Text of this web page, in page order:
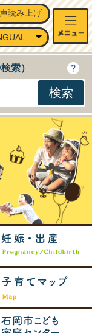
援ポータルサ
読み上げ
索）